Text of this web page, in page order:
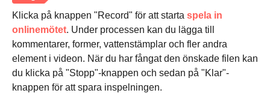
Steg 2.
Klicka på knappen "Record" för att starta spela in
onlinemötet. Under processen kan du lägga till
kommentarer, former, vattenstämplar och fler andra
element i videon. När du har fångat den önskade filen kan
du klicka på "Stopp"-knappen och sedan på "Klar"-
knappen för att spara inspelningen.